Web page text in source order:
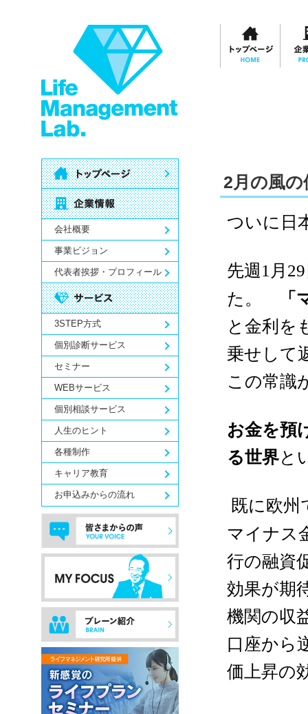
会社概要
事業ビジョン
代表者挨拶・プロフィール
3STEP方式
個別診断サービス
セミナー
WEBサービス
個別相談サービス
人生のヒント
各種制作
キャリア教育
お申込みからの流れ
2月の風の
ついに日
先週1月
た。
と金利を
乗せして
この常識
お金を預
る世界と
既に欧州
マイナス
行の融資
効果が期
機関の収
口座から
価上昇の